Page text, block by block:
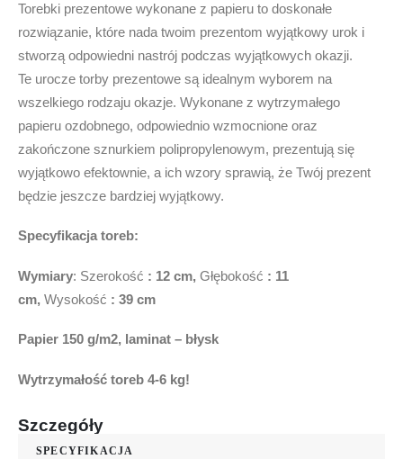
Torebki prezentowe wykonane z papieru to doskonałe
rozwiązanie, które nada twoim prezentom wyjątkowy urok i
stworzą odpowiedni nastrój podczas wyjątkowych okazji.
Te urocze torby prezentowe są idealnym wyborem na
wszelkiego rodzaju okazje. Wykonane z wytrzymałego
papieru ozdobnego, odpowiednio wzmocnione oraz
zakończone sznurkiem polipropylenowym, prezentują się
wyjątkowo efektownie, a ich wzory sprawią, że Twój prezent
będzie jeszcze bardziej wyjątkowy.
Specyfikacja toreb:
Wymiary: Szerokość : 12 cm, Głębokość : 11
cm, Wysokość : 39 cm
Papier 150 g/m2, laminat – błysk
Wytrzymałość toreb 4-6 kg!
Szczegóły
SPECYFIKACJA